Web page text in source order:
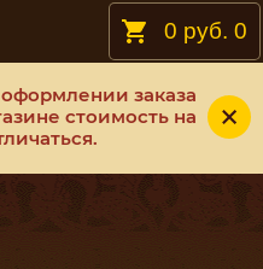
заказа
стоимость на
0 руб. 0